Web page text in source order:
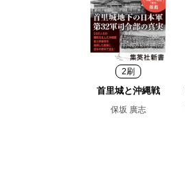
2刷
首里城と沖縄戦
保坂 廣志